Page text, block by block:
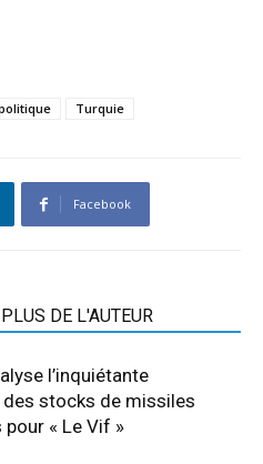
Turquie
Facebook
PLUS DE L'AUTEUR
l’inquiétante
stocks de missiles
« Le Vif »